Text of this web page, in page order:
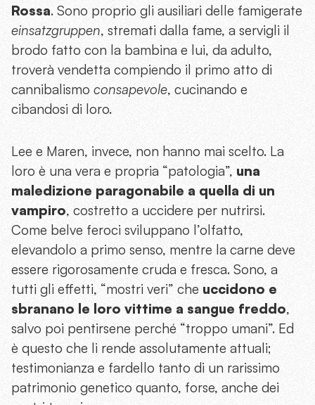
Rossa. Sono proprio gli ausiliari delle famigerate
einsatzgruppen, stremati dalla fame, a servigli il
brodo fatto con la bambina e lui, da adulto,
troverà vendetta compiendo il primo atto di
cannibalismo consapevole, cucinando e
cibandosi di loro.
Lee e Maren, invece, non hanno mai scelto. La
loro è una vera e propria “patologia”, una
maledizione paragonabile a quella di un
vampiro, costretto a uccidere per nutrirsi.
Come belve feroci sviluppano l’olfatto,
elevandolo a primo senso, mentre la carne deve
essere rigorosamente cruda e fresca. Sono, a
tutti gli effetti, “mostri veri” che uccidono e
sbranano le loro vittime a sangue freddo,
salvo poi pentirsene perché “troppo umani”. Ed
è questo che li rende assolutamente attuali;
testimonianza e fardello tanto di un rarissimo
patrimonio genetico quanto, forse, anche dei